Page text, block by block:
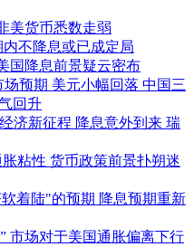
美货币悉数走弱
内不降息或已成定局
国降息前景疑云密布
场预期 美元小幅回落 中国三
回升
济新征程 降息意外到来 瑞
粘性 货币政策前景扑朔迷
着陆"的预期 降息预期重新
市场对于美国通胀偏离下行